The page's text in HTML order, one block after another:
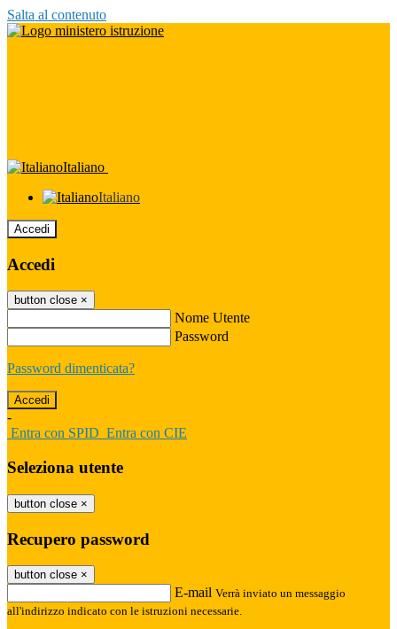
Salta al contenuto
Italiano
Italiano
Accedi
Accedi
button close ×
Nome Utente
Password
Password dimenticata?
-
Entra con SPID Entra con CIE
Seleziona utente
button close ×
Recupero password
button close ×
E-mail Verrà inviato un messaggio
all'indirizzo indicato con le istruzioni necessarie.